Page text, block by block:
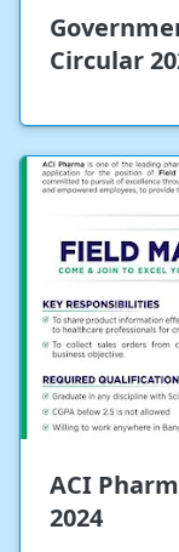
Circular
ACI
2024